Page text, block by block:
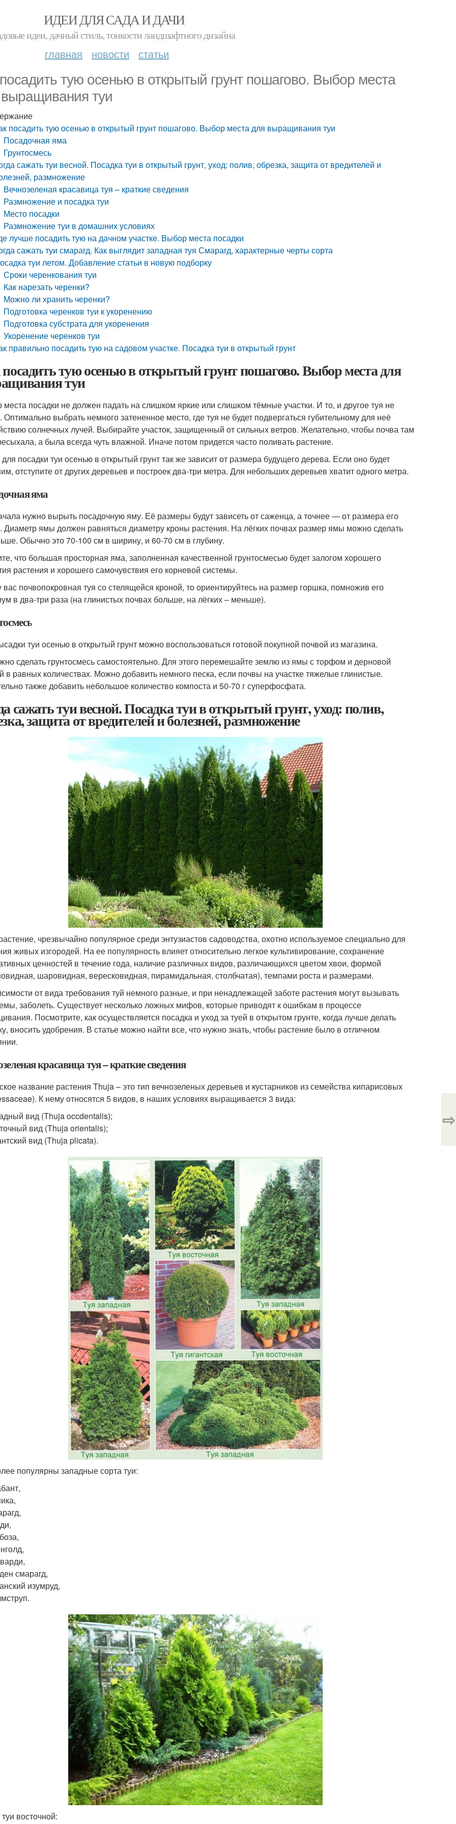
ИДЕИ ДЛЯ САДА И ДАЧИ
идеи, дачный стиль, тонкости ландшафтного дизайна
главная новости статьи
тую осенью в открытый грунт пошагово. Выбор места
туи
посадить тую осенью в открытый грунт пошагово. Выбор места для выращивания туи
Посадочная яма
Грунтосмесь
сажать туи весной. Посадка туи в открытый грунт, уход: полив, обрезка, защита от вредителей и
размножение
Вечнозеленая красавица туя – краткие сведения
Размножение и посадка туи
Место посадки
Размножение туи в домашних условиях
лучше посадить тую на дачном участке. Выбор места посадки
сажать туи смарагд. Как выглядит западная туя Смарагд, характерные черты сорта
туи летом. Добавление статьи в новую подборку
Сроки черенкования туи
Как нарезать черенки?
Можно ли хранить черенки?
Подготовка черенков туи к укоренению
Подготовка субстрата для укоренения
Укоренение черенков туи
правильно посадить тую на садовом участке. Посадка туи в открытый грунт
тую осенью в открытый грунт пошагово. Выбор места для
туи
посадки не должен падать на слишком яркие или слишком тёмные участки. И то, и другое туя не
Оптимально выбрать немного затененное место, где туя не будет подвергаться губительному для неё
солнечных лучей. Выбирайте участок, защищенный от сильных ветров. Желательно, чтобы почва там
а была всегда чуть влажной. Иначе потом придется часто поливать растение.
посадки туи осенью в открытый грунт так же зависит от размера будущего дерева. Если оно будет
отступите от других деревьев и построек два-три метра. Для небольших деревьев хватит одного метра.
яма
нужно вырыть посадочную яму. Её размеры будут зависеть от саженца, а точнее — от размера его
Диаметр ямы должен равняться диаметру кроны растения. На лёгких почвах размер ямы можно сделать
Обычно это 70-100 см в ширину, и 60-70 см в глубину.
что большая просторная яма, заполненная качественной грунтосмесью будет залогом хорошего
растения и хорошего самочувствия его корневой системы.
вас почвопокровная туя со стелящейся кроной, то ориентируйтесь на размер горшка, помножив его
в два-три раза (на глинистых почвах больше, на лёгких – меньше).
туи осенью в открытый грунт можно воспользоваться готовой покупной почвой из магазина.
сделать грунтосмесь самостоятельно. Для этого перемешайте землю из ямы с торфом и дерновой
в равных количествах. Можно добавить немного песка, если почвы на участке тяжелые глинистые.
также добавить небольшое количество компоста и 50-70 г суперфосфата.
сажать туи весной. Посадка туи в открытый грунт, уход: полив,
защита от вредителей и болезней, размножение
чрезвычайно популярное среди энтузиастов садоводства, охотно используемое специально для
живых изгородей. На ее популярность влияет относительно легкое культивирование, сохранение
ценностей в течение года, наличие различных видов, различающихся цветом хвои, формой
шаровидная, вересковидная, пирамидальная, столбчатая), темпами роста и размерами.
от вида требования туй немного разные, и при ненадлежащей заботе растения могут вызывать
заболеть. Существует несколько ложных мифов, которые приводят к ошибкам в процессе
Посмотрите, как осуществляется посадка и уход за туей в открытом грунте, когда лучше делать
вносить удобрения. В статье можно найти все, что нужно знать, чтобы растение было в отличном
красавица туя – краткие сведения
название растения Thuja – это тип вечнозеленых деревьев и кустарников из семейства кипарисовых
К нему относятся 5 видов, в наших условиях выращивается 3 вида:
вид (Thuja occdentalis);
вид (Thuja orientalis);
вид (Thuja plicata).
популярны западные сорта туи:
смарагд,
изумруд,
восточной:
⇨